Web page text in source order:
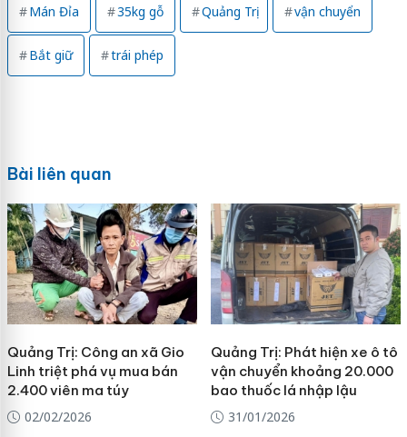
Mán Đỉa 35kg gỗ Quảng Trị vận chuyển
Bắt giữ trái phép
Bài liên quan
Quảng Trị: Công an xã Gio
Linh triệt phá vụ mua bán
2.400 viên ma túy
02/02/2026
Quảng Trị: Phát hiện xe ô tô
vận chuyển khoảng 20.000
bao thuốc lá nhập lậu
31/01/2026